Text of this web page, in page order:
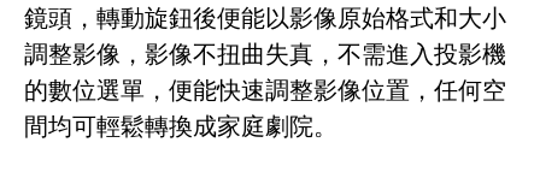
鏡頭，轉動旋鈕後便能以影像原始格式和大小
調整影像，影像不扭曲失真，不需進入投影機
的數位選單，便能快速調整影像位置，任何空
間均可輕鬆轉換成家庭劇院。